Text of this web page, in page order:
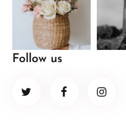
Follow us